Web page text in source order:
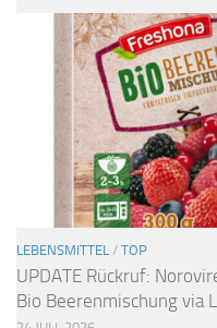
LEBENSMITTEL / TOP
UPDATE Rückruf:
Bio Beerenmischung via